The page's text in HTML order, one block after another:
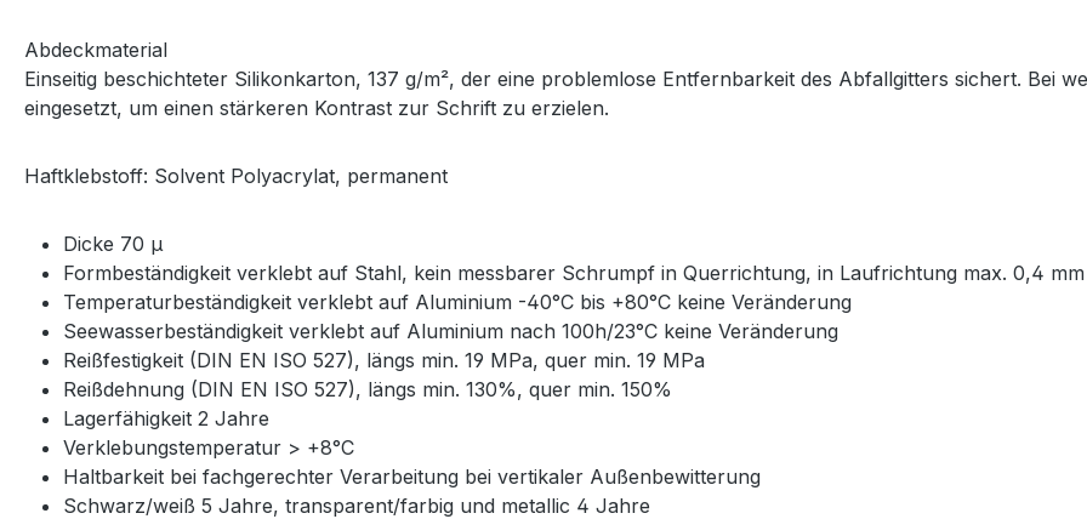
Abdeckmaterial
Einseitig beschichteter Silikonkarton, 137 g/m², der eine problemlose Entfernbarkeit des Abfallgitters sichert. Bei
eingesetzt, um einen stärkeren Kontrast zur Schrift zu erzielen.
Haftklebstoff: Solvent Polyacrylat, permanent
Dicke 70 µ
Formbeständigkeit verklebt auf Stahl, kein messbarer Schrumpf in Querrichtung, in Laufrichtung max. 0,4 mm
Temperaturbeständigkeit verklebt auf Aluminium -40°C bis +80°C keine Veränderung
Seewasserbeständigkeit verklebt auf Aluminium nach 100h/23°C keine Veränderung
Reißfestigkeit (DIN EN ISO 527), längs min. 19 MPa, quer min. 19 MPa
Reißdehnung (DIN EN ISO 527), längs min. 130%, quer min. 150%
Lagerfähigkeit 2 Jahre
Verklebungstemperatur > +8°C
Haltbarkeit bei fachgerechter Verarbeitung bei vertikaler Außenbewitterung
Schwarz/weiß 5 Jahre, transparent/farbig und metallic 4 Jahre